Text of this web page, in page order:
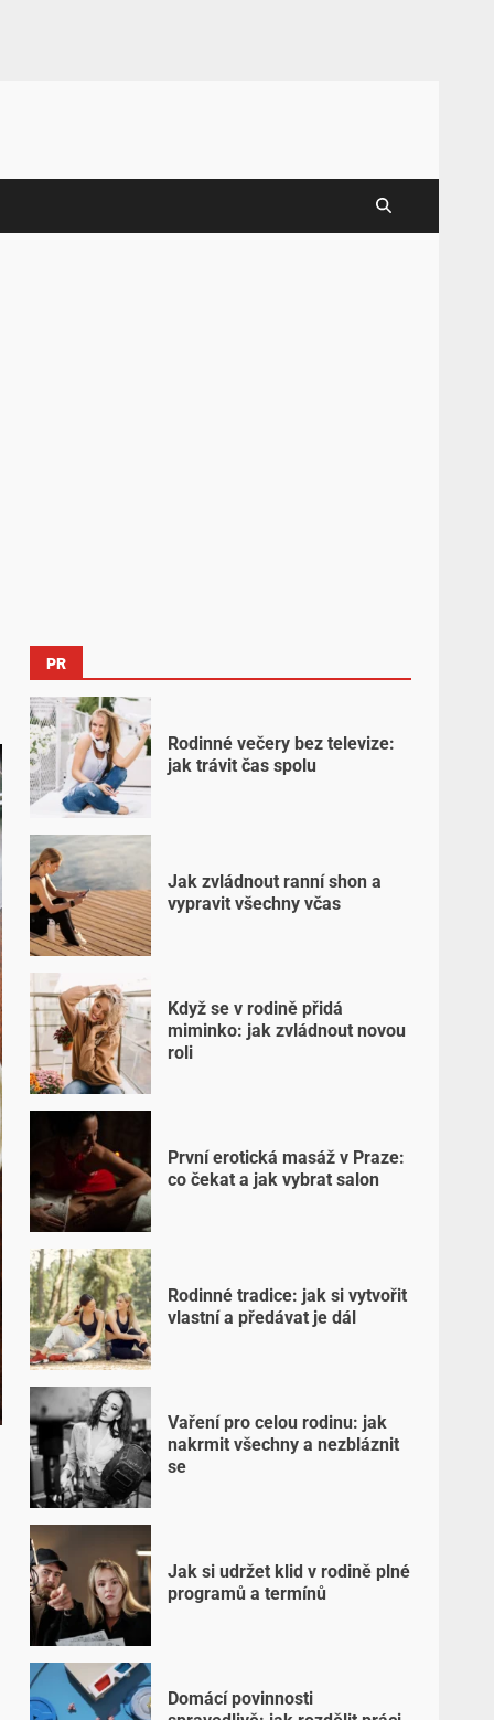
PR
Rodinné večery bez televize:
jak trávit čas spolu
Jak zvládnout ranní shon a
vypravit všechny včas
Když se v rodině přidá
miminko: jak zvládnout novou
roli
První erotická masáž v Praze:
co čekat a jak vybrat salon
Rodinné tradice: jak si vytvořit
vlastní a předávat je dál
Vaření pro celou rodinu: jak
nakrmit všechny a nezbláznit
se
Jak si udržet klid v rodině plné
programů a termínů
Domácí povinnosti